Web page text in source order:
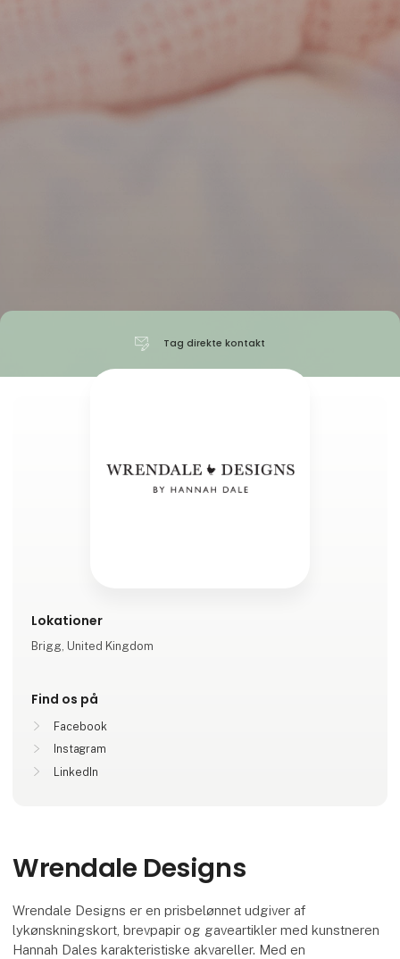
Tag direkte kontakt
Lokationer
Brigg, United Kingdom
Find os på
Facebook
Instagram
LinkedIn
Wrendale Designs
Wrendale Designs er en prisbelønnet udgiver af
lykønskningskort, brevpapir og gaveartikler med kunstneren
Hannah Dales karakteristiske akvareller. Med en